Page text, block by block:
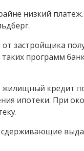
низкий
застройщика
программ
кредит
ипотеки. При